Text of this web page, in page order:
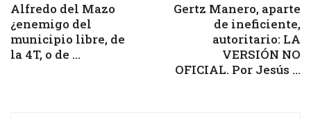
Alfredo del Mazo
¿enemigo del
municipio libre, de
la 4T, o de ...
Gertz Manero, aparte
de ineficiente,
autoritario: LA
VERSIÓN NO
OFICIAL. Por Jesús ...